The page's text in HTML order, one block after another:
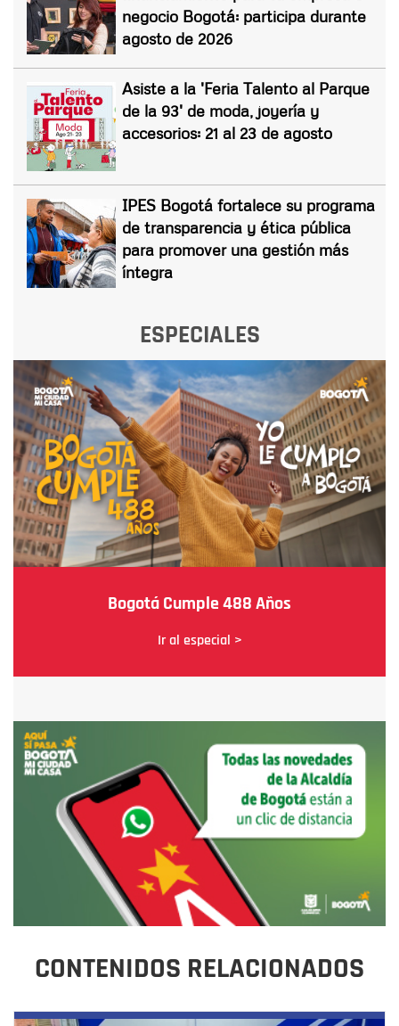
negocio Bogotá: participa durante
agosto de 2026
Asiste a la 'Feria Talento al Parque
de la 93' de moda, joyería y
accesorios: 21 al 23 de agosto
IPES Bogotá fortalece su programa
de transparencia y ética pública
para promover una gestión más
íntegra
ESPECIALES
Bogotá Cumple 488 Años
Ir al especial >
CONTENIDOS RELACIONADOS